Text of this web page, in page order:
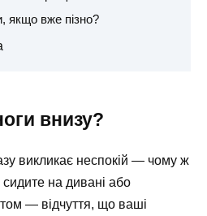
якщо вже пізно?
внизу?
викликає неспокій — чому ж
на дивані або
— відчуття, що ваші